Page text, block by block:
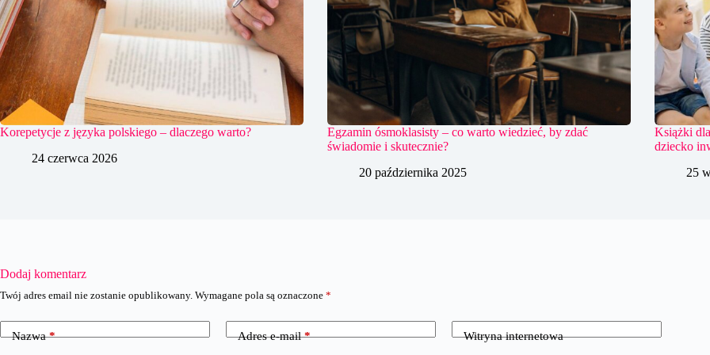
Korepetycje z języka polskiego – dlaczego warto?
24 czerwca 2026
Egzamin ósmoklasisty – co warto wiedzieć, by zdać
świadomie i skutecznie?
20 października 2025
Książki
dziecko
25
Dodaj komentarz
Twój adres email nie zostanie opublikowany. Wymagane pola są oznaczone *
Nazwa* Adres e-mail* Witryna internetowa